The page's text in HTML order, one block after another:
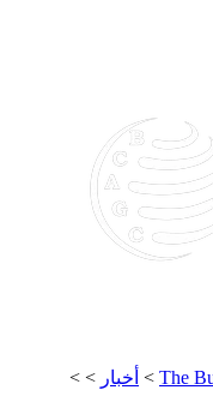
The
> أخبار >
>